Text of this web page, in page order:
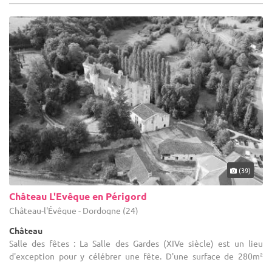
(39)
Château L'Evêque en Périgord
Château-l'Évêque - Dordogne (24)
Château
Salle des fêtes : La Salle des Gardes (XIVe siècle) est un lieu
d'exception pour y célébrer une fête. D'une surface de 280m²